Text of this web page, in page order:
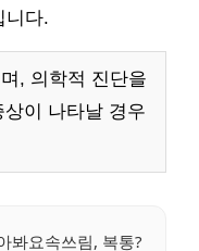
니다.
, 의학적 진단을
이 나타날 경우
봐요속쓰림, 복통?